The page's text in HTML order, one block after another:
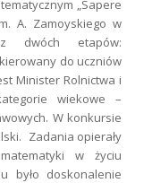
„Sapere
A. Zamoyskiego w
dwóch etapów:
do uczniów
Minister Rolnictwa i
wiekowe –
W konkursie
Zadania opierały
w życiu
było doskonalenie